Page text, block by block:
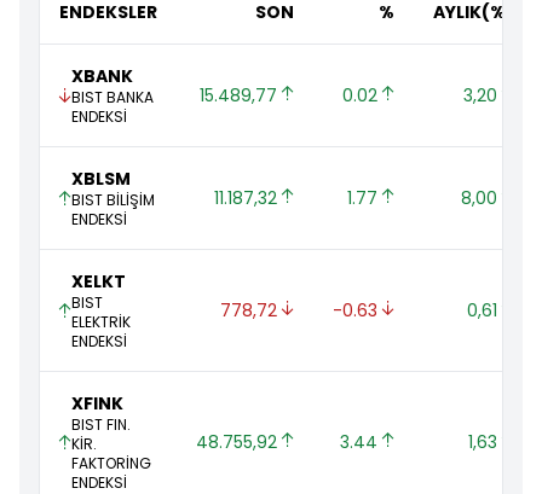
ENDEKSLER SON % AYLIK(%)
XBANK
BIST BANKA
ENDEKSİ
15.489,77 0.02 3,20
XBLSM
BIST BİLİŞİM
ENDEKSİ
11.187,32 1.77 8,00
XELKT
BIST
ELEKTRİK
ENDEKSİ
778,72 -0.63 0,61
XFINK
BIST FIN.
KİR.
FAKTORİNG
ENDEKSİ
48.755,92 3.44 1,63